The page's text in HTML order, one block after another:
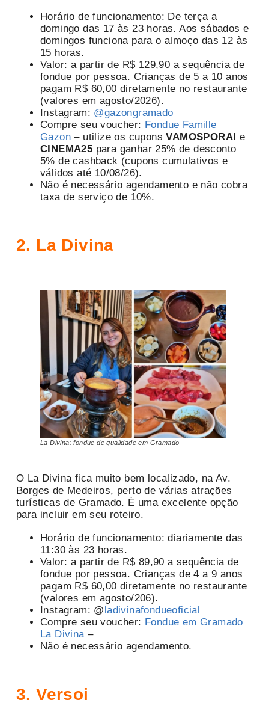
Horário de funcionamento: De terça a
domingo das 17 às 23 horas. Aos sábados e
domingos funciona para o almoço das 12 às
15 horas.
Valor: a partir de R$ 129,90 a sequência de
fondue por pessoa. Crianças de 5 a 10 anos
pagam R$ 60,00 diretamente no restaurante
(valores em agosto/2026).
Instagram: @gazongramado
Compre seu voucher: Fondue Famille
Gazon – utilize os cuponsVAMOSPORAI e
CINEMA25 para ganhar 25% de desconto
5% de cashback (cupons cumulativos e
válidos até 10/08/26).
Não é necessário agendamento e não cobra
taxa de serviço de 10%.
2. La Divina
La Divina: fondue de qualidade em Gramado
O La Divina fica muito bem localizado, na Av.
Borges de Medeiros, perto de várias atrações
turísticas de Gramado. É uma excelente opção
para incluir em seu roteiro.
Horário de funcionamento: diariamente das
11:30 às 23 horas.
Valor: a partir de R$ 89,90 a sequência de
fondue por pessoa. Crianças de 4 a 9 anos
pagam R$ 60,00 diretamente no restaurante
(valores em agosto/206).
Instagram: @ladivinafondueoficial
Compre seu voucher: Fondue em Gramado
La Divina–
Não é necessário agendamento.
3. Versoi